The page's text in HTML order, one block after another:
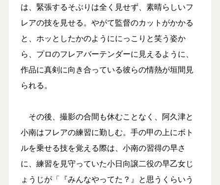
は、緊張するそぶりは全く見せず、素晴らしいフ
レアの技を見せる。やがて監督のカットがかかる
と、ホッとしたかのようににっこりと笑う姿か
ら、プロのフレアバーテンダーに見えるように、
作品に真剣に向き合っている彼らの情熱が垣間見
られる。
その後、撮影の合間も休むことなく、阿久津と
小南はフレアの練習に勤しむ。手の甲の上にボト
ルを乗せる技を覚える際は、小南の習得の早さ
に、練習を見守っていた小日向譲二役の早乙女じ
ょうじが「『みんなやってた？』と思うくらいう